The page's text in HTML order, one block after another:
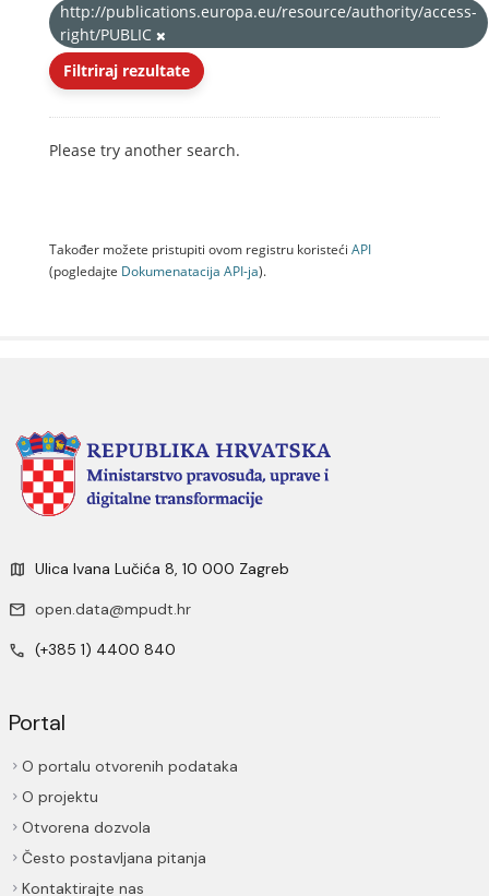
http://publications.europa.eu/resource/authority/access-
right/PUBLIC
Filtriraj rezultate
Please try another search.
Također možete pristupiti ovom registru koristeći API
(pogledajte Dokumenаtаcijа API-jа).